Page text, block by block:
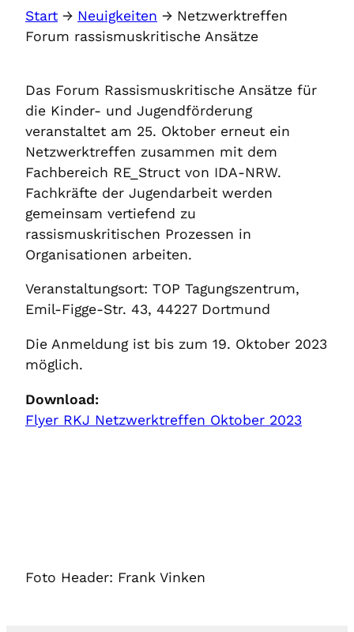
Start → Neuigkeiten → Netzwerktreffen
Forum rassismuskritische Ansätze
Das Forum Rassismuskritische Ansätze für
die Kinder- und Jugendförderung
veranstaltet am 25. Oktober erneut ein
Netzwerktreffen zusammen mit dem
Fachbereich RE_Struct von IDA-NRW.
Fachkräfte der Jugendarbeit werden
gemeinsam vertiefend zu
rassismuskritischen Prozessen in
Organisationen arbeiten.
Veranstaltungsort: TOP Tagungszentrum,
Emil-Figge-Str. 43, 44227 Dortmund
Die Anmeldung ist bis zum 19. Oktober 2023
möglich.
Download:
Flyer RKJ Netzwerktreffen Oktober 2023
Foto Header: Frank Vinken